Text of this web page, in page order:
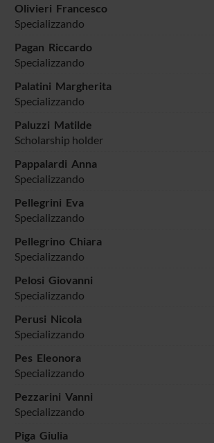
Olivieri Francesco
Specializzando
Pagan Riccardo
Specializzando
Palatini Margherita
Specializzando
Paluzzi Matilde
Scholarship holder
Pappalardi Anna
Specializzando
Pellegrini Eva
Specializzando
Pellegrino Chiara
Specializzando
Pelosi Giovanni
Specializzando
Perusi Nicola
Specializzando
Pes Eleonora
Specializzando
Pezzarini Vanni
Specializzando
Piga Giulia